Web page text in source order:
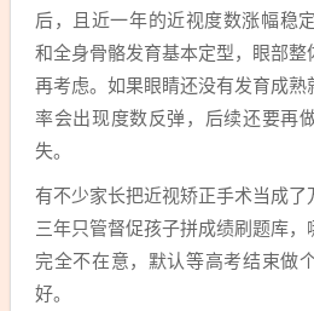
后，且近一年的近视度数涨幅稳
和全身骨骼发育基本定型，眼部整
再考虑。如果眼睛还没有发育成
率会出现度数反弹，后续还要再
失。
有不少家长把近视矫正手术当成了
三年只管督促孩子拼成绩刷题库
完全不在意，默认等高考结束做
好。